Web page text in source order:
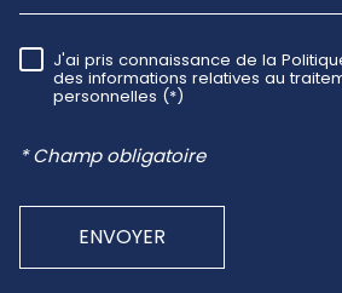
RÈGLEMENTATION
J'ai pris connaissance de la
des informations relatives au
personnelles (*)
* Champ obligatoire
ENVOYER